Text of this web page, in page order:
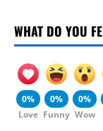
WHAT DO YOU
0%
Love
0%
Funny
0%
Wow